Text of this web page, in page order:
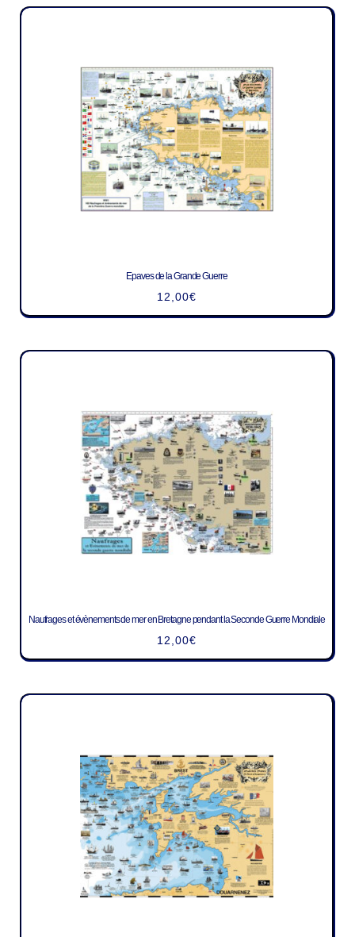
Epaves de la Grande Guerre
12,00€
Naufrages et évènements de mer en Bretagne pendant la Seconde Guerre Mondiale
12,00€